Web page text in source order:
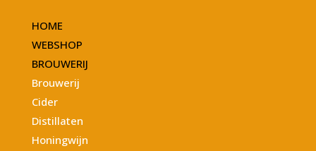
HOME
WEBSHOP
BROUWERIJ
Brouwerij
Cider
Distillaten
Honingwijn